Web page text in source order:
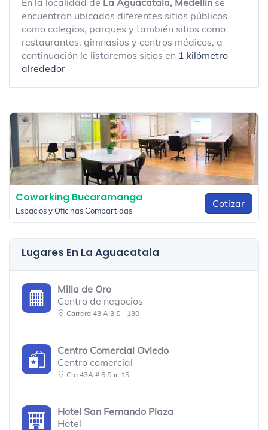
encuentran ubicados diferentes sitios públicos
como colegios, parques y también sitios como
restaurantes, gimnasios y centros médicos, a
continuación le listaremos sitios en 1 kilómetro
alrededor
Coworking Bucaramanga
Espacios y Oficinas Compartidas
Cotizar
Lugares En La Aguacatala
Milla de Oro
Centro de negocios
Carrera 43 A 3 S - 130
Centro Comercial Oviedo
Centro comercial
Cra 43A # 6 Sur-15
Hotel San Fernando Plaza
Hotel